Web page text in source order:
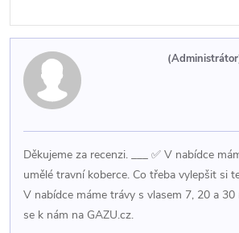
Děkujeme za recenzi. ___ ✅ V nabídce
umělé travní koberce. Co třeba vylepšit si
V nabídce máme trávy s vlasem 7, 20 a
se k nám na GAZU.cz.